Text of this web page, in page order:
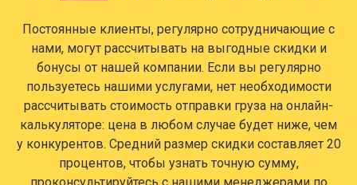
Постоянные клиенты, регулярно сотрудничающие с
нами, могут рассчитывать на выгодные скидки и
бонусы от нашей компании. Если вы регулярно
пользуетесь нашими услугами, нет необходимости
рассчитывать стоимость отправки груза на онлайн-
калькуляторе: цена в любом случае будет ниже, чем
у конкурентов. Средний размер скидки составляет 20
процентов, чтобы узнать точную сумму,